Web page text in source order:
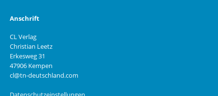
Anschrift
CL Verlag
Christian Leetz
Erkesweg 31
47906 Kempen
cl@tn-deutschland.com